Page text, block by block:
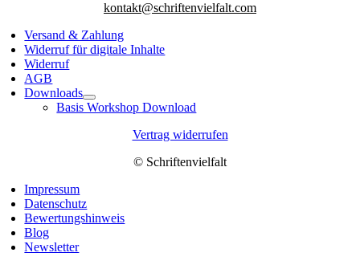
kontakt@schriftenvielfalt.com
Versand & Zahlung
Widerruf für digitale Inhalte
Widerruf
AGB
Downloads
Basis Workshop Download
Vertrag widerrufen
© Schriftenvielfalt
Impressum
Datenschutz
Bewertungshinweis
Blog
Newsletter